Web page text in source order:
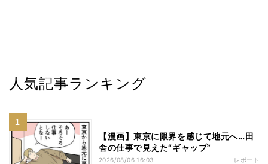
人気記事ランキング
【漫画】東京に限界を感じて地元へ…田
舎の仕事で見えた“ギャップ”
2026/08/06 16:03 レポート